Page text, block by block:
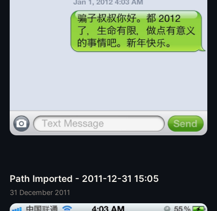
Path Imported - 2011-12-31 15:05
31 December 2011